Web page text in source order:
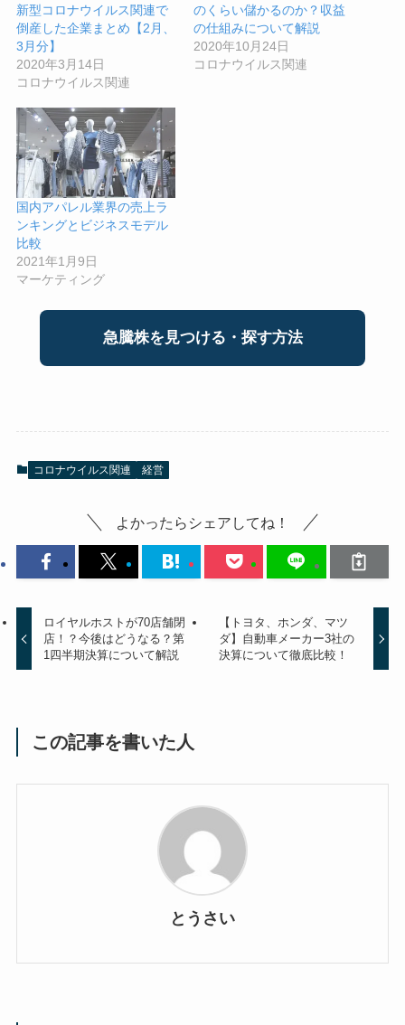
新型コロナウイルス関連で
倒産した企業まとめ【2月、
3月分】
2020年3月14日
コロナウイルス関連
のくらい儲かるのか？収益
の仕組みについて解説
2020年10月24日
コロナウイルス関連
国内アパレル業界の売上ラ
ンキングとビジネスモデル
比較
2021年1月9日
マーケティング
急騰株を見つける・探す方法
コロナウイルス関連 経営
よかったらシェアしてね！
ロイヤルホストが70店舗閉
店！？今後はどうなる？第
1四半期決算について解説
【トヨタ、ホンダ、マツ
ダ】自動車メーカー3社の
決算について徹底比較！
この記事を書いた人
とうさい